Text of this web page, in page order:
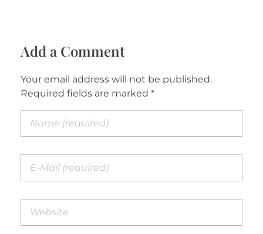
Add a Comment
Your email address will not be published.
Required fields are marked *